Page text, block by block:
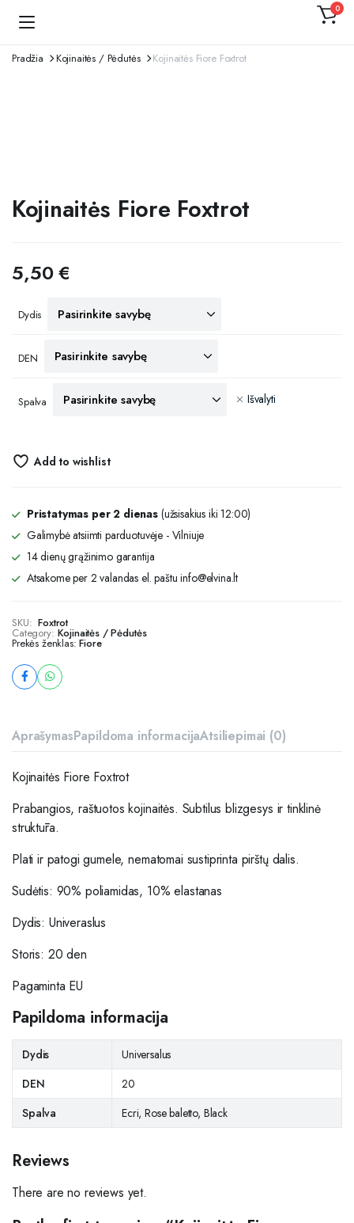
0
Pradžia Kojinaitės / Pėdutės Kojinaitės Fiore Foxtrot
Kojinaitės Fiore Foxtrot
5,50€
Dydis
DEN
Spalva Išvalyti
Add to wishlist
Pristatymas per 2 dienas (užsisakius iki 12:00)
Galimybė atsiimti parduotuvėje - Vilniuje
14 dienų grąžinimo garantija
Atsakome per 2 valandas el. paštu info@elvina.lt
SKU: Foxtrot
Category: Kojinaitės / Pėdutės
Prekės ženklas:Fiore
AprašymasPapildoma informacijaAtsiliepimai (0)
Kojinaitės Fiore Foxtrot
Prabangios, raštuotos kojinaitės. Subtilus blizgesys ir tinklinė
struktūra.
Plati ir patogi gumele, nematomai sustiprinta pirštų dalis.
Sudėtis: 90% poliamidas, 10% elastanas
Dydis: Univeraslus
Storis: 20 den
Pagaminta EU
Papildoma informacija
Dydis
Universalus
DEN
20
Spalva
Ecri, Rose baletto, Black
Reviews
There are no reviews yet.